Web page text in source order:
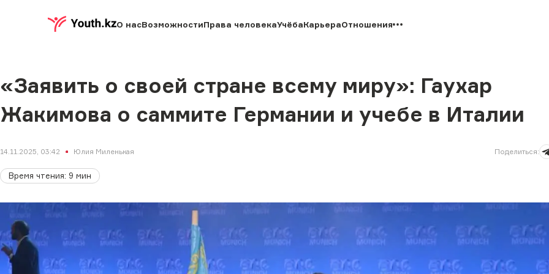
О насВозможностиПрава человекаУчёбаКарьераОтношения
«Заявить о своей стране всему миру»: Гаухар
Жакимова о саммите Германии и учебе в Италии
14.11.2025, 03:42 Юлия Миленькая Поделиться:
Время чтения: 9 мин